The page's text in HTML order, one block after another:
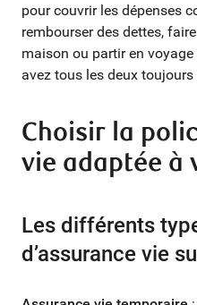
pour couvrir les dépenses
rembourser des dettes,
maison ou partir en
avez tous les deux toujours
Choisir la
vie adaptée à
Les différents
d’assurance vie